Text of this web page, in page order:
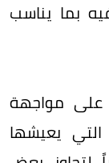
بما يناسب
على مواجهة
التي يعيشها